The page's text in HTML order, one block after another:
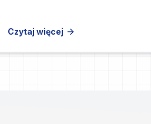
Czytaj więcej